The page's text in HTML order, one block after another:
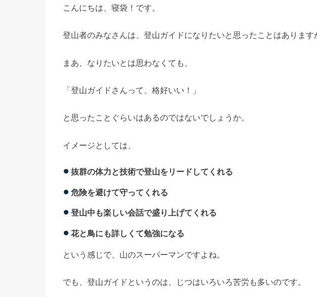
こんにちは、寝袋！です。
登山者のみなさんは、登山ガイドになりたいと思ったことはあります
まあ、なりたいとは思わなくても、
「登山ガイドさんって、格好いい！」
と思ったことぐらいはあるのではないでしょうか。
イメージとしては、
抜群の体力と技術で登山をリードしてくれる
危険を避けて守ってくれる
登山中も楽しい会話で盛り上げてくれる
花と鳥にも詳しくて勉強になる
という感じで、山のスーパーマンですよね。
でも、登山ガイドというのは、じつはいろいろ苦労も多いのです。